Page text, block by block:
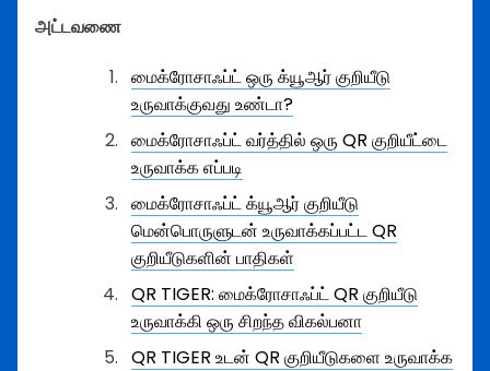
அட்டவணை
மைக்ரோசாஃப்ட் ஒரு க்யூஆர் குறியீடு
உருவாக்குவது உண்டா?
மைக்ரோசாஃப்ட் வர்த்தில் ஒரு QR குறியீட்டை
உருவாக்க எப்படி
மைக்ரோசாஃப்ட் க்யூஆர் குறியீடு
மென்பொருளுடன் உருவாக்கப்பட்ட QR
குறியீடுகளின் பாதிகள்
QR TIGER: மைக்ரோசாஃப்ட் QR குறியீடு
உருவாக்கி ஒரு சிறந்த விகல்பனா
QR TIGER உடன் QR குறியீடுகளை உருவாக்க